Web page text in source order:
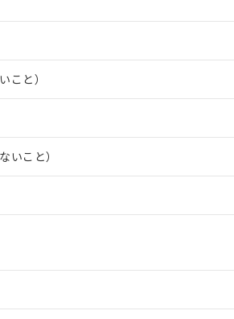
と）
いこと）
ので、過去に遡って非含有を証明するも
質の対応では、対応完了までの期間は出
おりました。
いることから、特段のことがない限り、